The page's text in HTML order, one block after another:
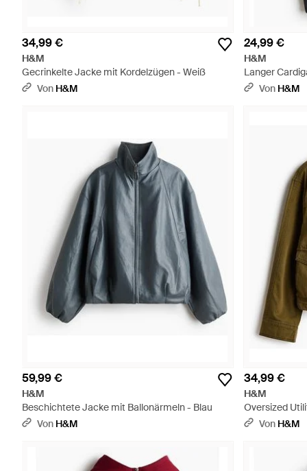
34,99 €
H&M
Gecrinkelte Jacke mit Kordelzügen - Weiß
Von H&M
24,99 €
H&M
Langer
Von H&M
59,99 €
H&M
Beschichtete Jacke mit Ballonärmeln - Blau
Von H&M
34,99 €
H&M
Oversized
Von H&M